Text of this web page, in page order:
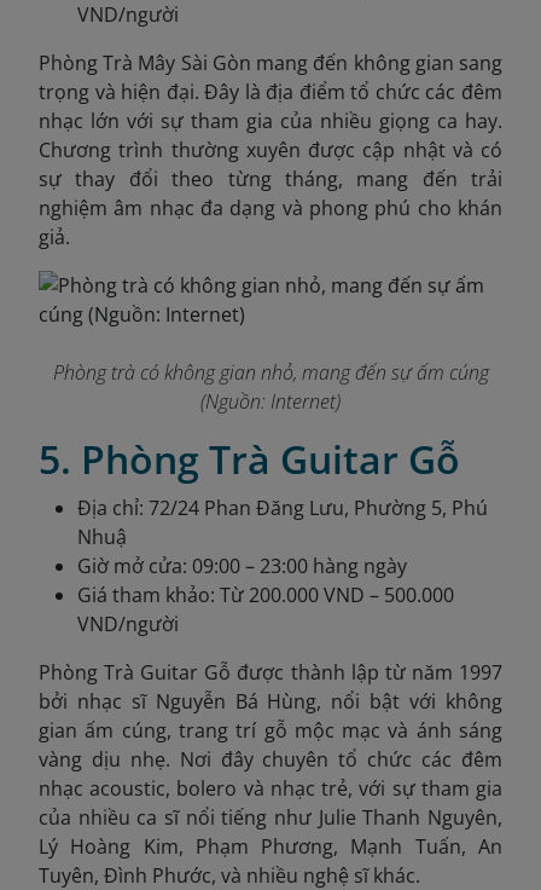
VND/người
Phòng Trà Mây Sài Gòn mang đến không gian sang
trọng và hiện đại. Đây là địa điểm tổ chức các đêm
nhạc lớn với sự tham gia của nhiều giọng ca hay.
Chương trình thường xuyên được cập nhật và có
sự thay đổi theo từng tháng, mang đến trải
nghiệm âm nhạc đa dạng và phong phú cho khán
giả.
Phòng trà có không gian nhỏ, mang đến sự ấm cúng
(Nguồn: Internet)
5. Phòng Trà Guitar Gỗ
Địa chỉ: 72/24 Phan Đăng Lưu, Phường 5, Phú
Nhuậ
Giờ mở cửa: 09:00 – 23:00 hàng ngày
Giá tham khảo: Từ 200.000 VND – 500.000
VND/người
Phòng Trà Guitar Gỗ được thành lập từ năm 1997
bởi nhạc sĩ Nguyễn Bá Hùng, nổi bật với không
gian ấm cúng, trang trí gỗ mộc mạc và ánh sáng
vàng dịu nhẹ. Nơi đây chuyên tổ chức các đêm
nhạc acoustic, bolero và nhạc trẻ, với sự tham gia
của nhiều ca sĩ nổi tiếng như Julie Thanh Nguyên,
Lý Hoàng Kim, Phạm Phương, Mạnh Tuấn, An
Tuyên, Đình Phước, và nhiều nghệ sĩ khác.